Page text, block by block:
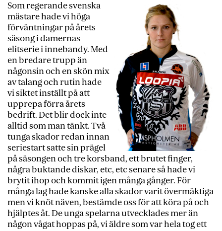
Som regerande svenska
mästare hade vi höga
förväntningar på årets
säsong i damernas
elitserie i innebandy. Med
en bredare trupp än
någonsin och en skön mix
av talang och rutin hade
vi siktet inställt på att
upprepa förra årets
bedrift. Det blir dock inte
alltid som man tänkt. Två
tunga skador redan innan
seriestart satte sin prägel
på säsongen och tre korsband, ett brutet finger,
några buktande diskar, etc, etc senare så hade vi
brytit ihop och kommit igen många gånger. För
många lag hade kanske alla skador varit övermäktiga
men vi knöt näven, bestämde oss för att köra på och
hjälptes åt. De unga spelarna utvecklades mer än
någon vågat hoppas på, vi äldre som var hela tog ett